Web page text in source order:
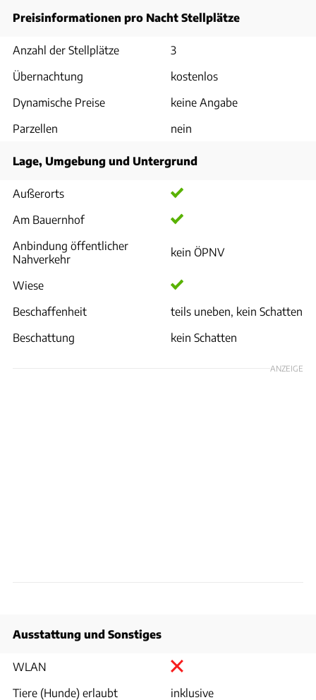
Preisinformationen pro Nacht Stellplätze
Anzahl der Stellplätze
3
Übernachtung
kostenlos
Dynamische Preise
keine Angabe
Parzellen
nein
Lage, Umgebung und Untergrund
Außerorts
Am Bauernhof
Anbindung öffentlicher
Nahverkehr
kein ÖPNV
Wiese
Beschaffenheit
teils uneben, kein Schatten
Beschattung
kein Schatten
ANZEIGE
Ausstattung und Sonstiges
WLAN
Tiere (Hunde) erlaubt
inklusive